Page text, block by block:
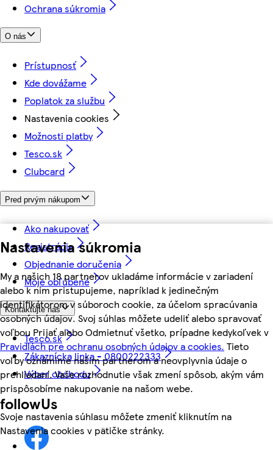
Nastavenia súkromia
My a našich 18 partnerov ukladáme informácie v zariadení
alebo k nim pristupujeme, napríklad k jedinečným
identifikátorom v súboroch cookie, za účelom spracúvania
osobných údajov. Svoj súhlas môžete udeliť alebo spravovať
voľbou Prijať alebo Odmietnuť všetko, prípadne kedykoľvek v
Pravidlách pre ochranu osobných údajov a cookies. Tieto
voľby oznámime našim partnerom a neovplyvnia údaje o
prehliadaní. Vaše rozhodnutie však zmení spôsob, akým vám
prispôsobíme nakupovanie na našom webe.
Svoje nastavenia súhlasu môžete zmeniť kliknutím na
Nastavenia cookies v pätičke stránky.
Ochrana súkromia
O nás
Prístupnosť
Kde dovážame
Poplatok za službu
Nastavenia cookies
Možnosti platby
Tesco.sk
Clubcard
Pred prvým nákupom
Ako nakupovať
Registrácia
Objednanie doručenia
Moje obľúbené
Kontaktujte nás
Tesco.sk
Zákaznícka linka - 0800222333
Výber obchodu
followUs